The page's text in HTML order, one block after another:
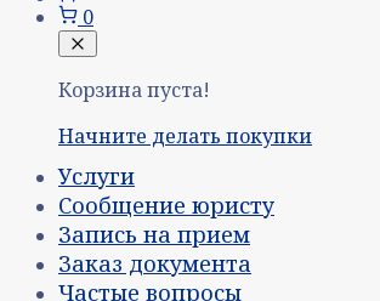
0
Корзина пуста!
Начните делать покупки
Услуги
Сообщение юристу
Запись на прием
Заказ документа
Частые вопросы